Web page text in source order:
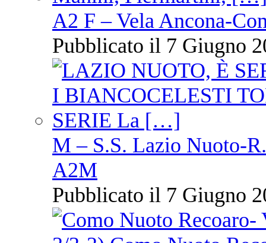
A2 F – Vela Ancona-
Pubblicato il 7 Giugno
M – S.S. Lazio Nuoto-
A2M
Pubblicato il 7 Giugno